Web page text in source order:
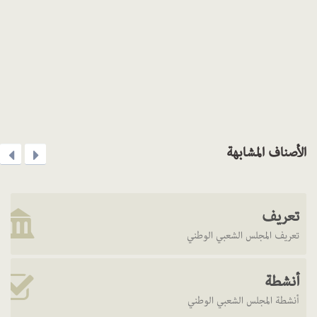
الأصناف المشابهة
تعريف
تعريف المجلس الشعبي الوطني
أنشطة
أنشطة المجلس الشعبي الوطني